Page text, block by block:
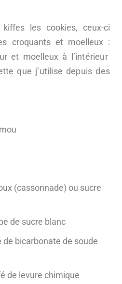
les cookies, ceux-ci
croquants et moelleux :
et moelleux à l’intérieur
que j’utilise depuis des
(cassonnade) ou sucre
de sucre blanc
de bicarbonate de soude
de levure chimique